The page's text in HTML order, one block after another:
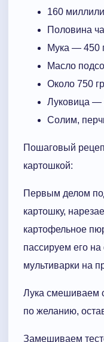
160
Половина
Мука — 450
Масло
Около 750
Луковица —
Солим,
Пошаговый
картошкой:
Первым делом
картошку,
картофельное
пассируем его
мультиварки на
Лука смешиваем
по желанию,
Замешиваем